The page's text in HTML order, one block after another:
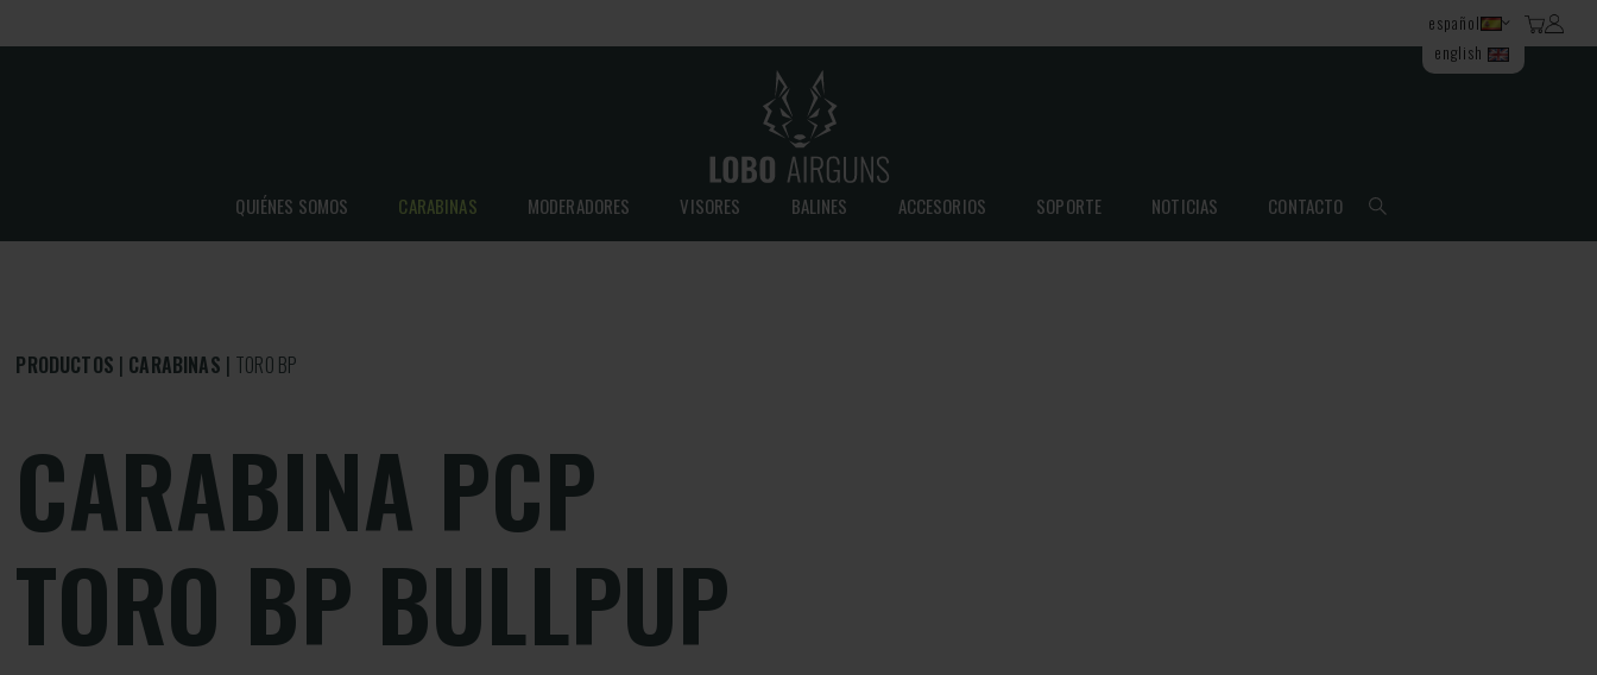
español
english
QUIÉNES SOMOS CARABINAS MODERADORES VISORES BALINES ACCESORIOS SOPORTE NOTICIAS CONTACTO
PRODUCTOS CARABINAS TORO BP
CARABINA PCP
TORO BP BULLPUP